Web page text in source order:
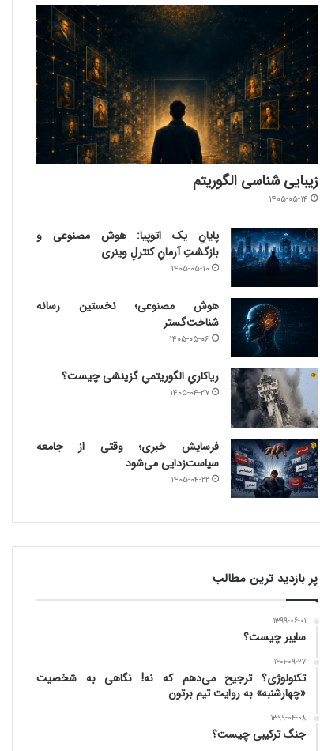
زیبایی شناسی الگوریتم
۱۴۰۵-۰۵-۱۴
پایانِ یک اتوپیا: هوش مصنوعی و
بازگشتِ آرمانِ کنترلِ وینری
۱۴۰۵-۰۵-۱۰
هوش مصنوعی؛ نخستین رسانه
شناخت‌گستر
۱۴۰۵-۰۵-۰۶
ریاکاریِ الگوریتمیِ گزینشی چیست؟
۱۴۰۵-۰۴-۲۷
فرسایش خبری؛ وقتی از جامعه
سیاست‌زدایی می‌شود
۱۴۰۵-۰۴-۲۲
پر بازدید ترین مطالب
۱۳۹۹-۰۶-۰۱
سایبر چیست؟
۱۴۰۱-۰۹-۲۷
تکنولوژی؟ ترجیح می‌دهم که نه! نگاهی به شخصیت
«چهارشنبه» به روایت تیم برتون
۱۳۹۹-۰۴-۰۸
جنگ ترکیبی چیست؟